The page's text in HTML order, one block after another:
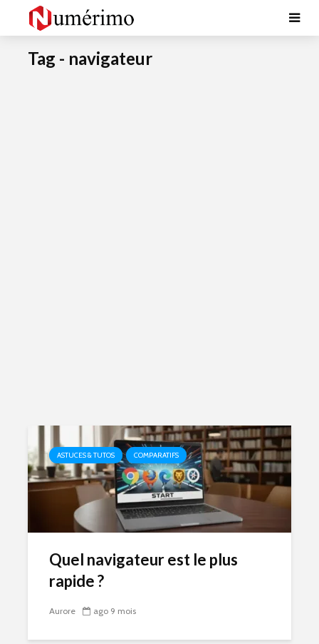
Tag - navigateur
ASTUCES & TUTOS COMPARATIFS
Quel navigateur est le plus
rapide ?
Aurore ago 9 mois